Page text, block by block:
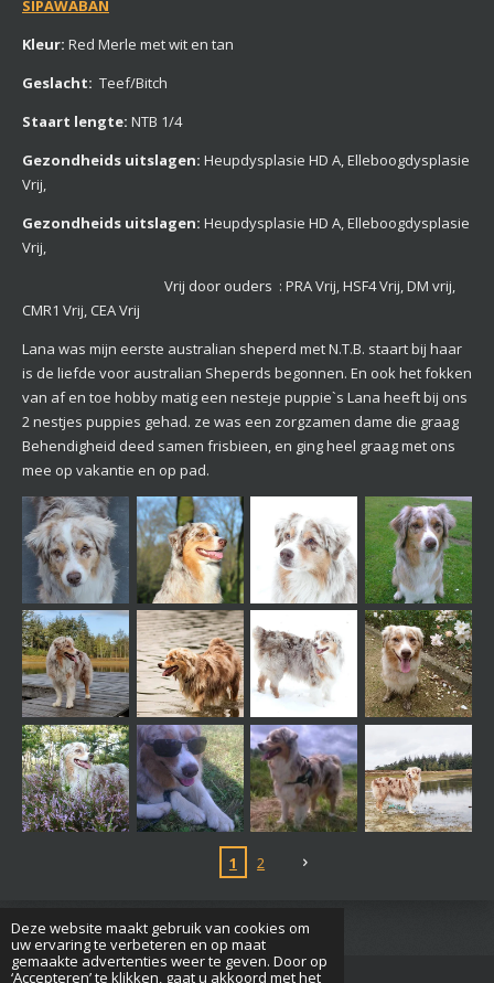
Deze website maakt gebruik van cookies om
uw ervaring te verbeteren en op maat
gemaakte advertenties weer te geven. Door op
‘Accepteren’ te klikken, gaat u akkoord met het
SIPAWABAN
Kleur: Red Merle met wit en tan
Geslacht: Teef/Bitch
Staart lengte: NTB 1/4
Gezondheids uitslagen: Heupdysplasie HD A, Elleboogdysplasie
Vrij,
Gezondheids uitslagen: Heupdysplasie HD A, Elleboogdysplasie
Vrij,
Vrij door ouders : PRA Vrij, HSF4 Vrij, DM vrij,
CMR1 Vrij, CEA Vrij
Lana was mijn eerste australian sheperd met N.T.B. staart bij haar
is de liefde voor australian Sheperds begonnen. En ook het fokken
van af en toe hobby matig een nesteje puppie`s Lana heeft bij ons
2 nestjes puppies gehad. ze was een zorgzamen dame die graag
Behendigheid deed samen frisbieen, en ging heel graag met ons
mee op vakantie en op pad.
1 2